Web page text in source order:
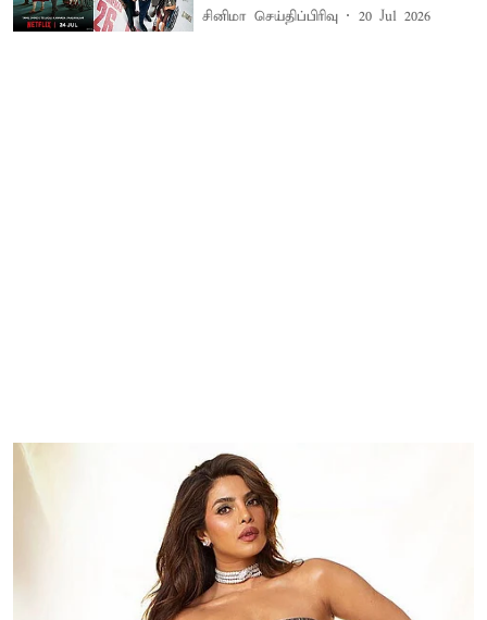
சினிமா செய்திப்பிரிவு 20 Jul 2026